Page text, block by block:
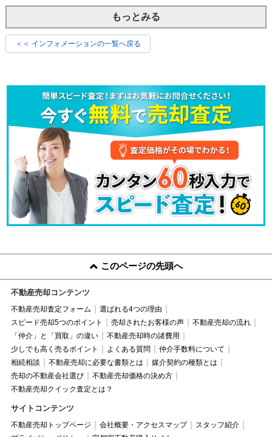
もっとみる
＜＜ インフォメーションの一覧へ戻る
このページの先頭へ
不動産売却コンテンツ
不動産売却査定フォーム
選ばれる4つの理由
スピード売却5つのポイント
売却されたお客様の声
不動産売却の流れ
「仲介」と「買取」の違い
不動産売却時の諸費用
少しでも高く売るポイント
よくある質問
仲介手数料について
相続相談
不動産売却に必要な書類とは
媒介契約の種類とは
売却の不動産会社選び
不動産売却価格の決め方
不動産売却クイック査定とは？
サイトコンテンツ
不動産売却トップページ 会社概要・アクセスマップ
スタッフ紹介